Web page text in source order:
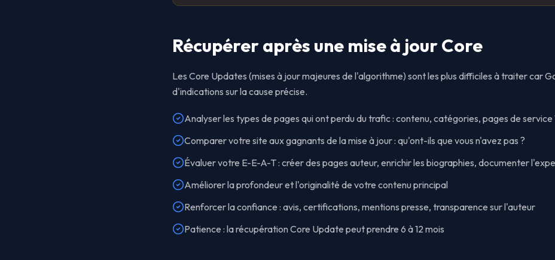
Récupérer après une mise à jour Core
Les Core Updates (mises à jour majeures de l'algorithme) sont les plus difficiles à traiter car
d'indications sur la cause précise.
Analyser les types de pages qui ont perdu du trafic : contenu, catégories, pages de service
Comparer votre site aux gagnants de la mise à jour : qu'ont-ils que vous n'avez pas ?
Évaluer votre E-E-A-T : créer des pages auteur, enrichir les biographies, documenter
Améliorer la profondeur et l'originalité de votre contenu principal
Renforcer la confiance : avis, certifications, mentions presse, transparence sur l'auteur
Patience : la récupération Core Update peut prendre 6 à 12 mois